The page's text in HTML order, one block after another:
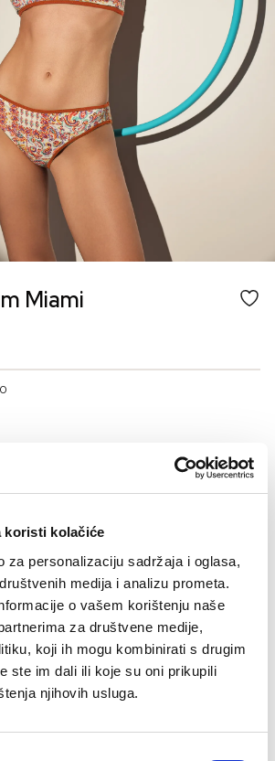
koristi kolačiće
za personalizaciju sadržaja i oglasa,
medija i analizu prometa.
o vašem korištenju naše
za društvene medije,
koji ih mogu kombinirati s drugim
ste im dali ili koje su oni prikupili
njihovih usluga.
Miami
DODAJTE U KORPU
kroju s jednom naramenicom, što modelu daje
Dodatne tanke trake su vizuelni akcenat koji ga